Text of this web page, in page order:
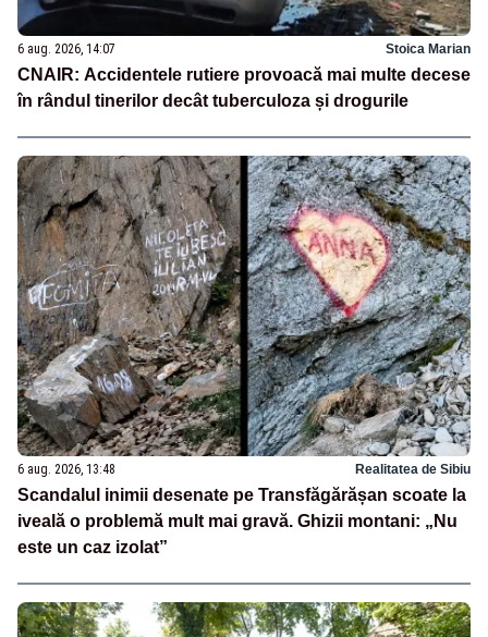
6 aug. 2026, 14:07 Stoica Marian
CNAIR: Accidentele rutiere provoacă mai multe decese
în rândul tinerilor decât tuberculoza și drogurile
6 aug. 2026, 13:48 Realitatea de Sibiu
Scandalul inimii desenate pe Transfăgărășan scoate la
iveală o problemă mult mai gravă. Ghizii montani: „Nu
este un caz izolat”